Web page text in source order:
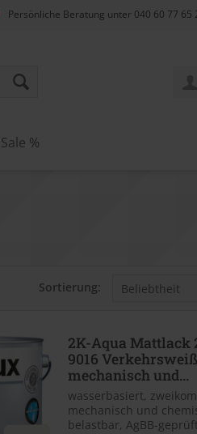
Persönliche Beratung unter 040 60 77 65
Sale %
Sortierung:
2K-Aqua Mattlack
9016
mechanisch und...
wasserbasiert,
mechanisch und
belastbar, AgBB-